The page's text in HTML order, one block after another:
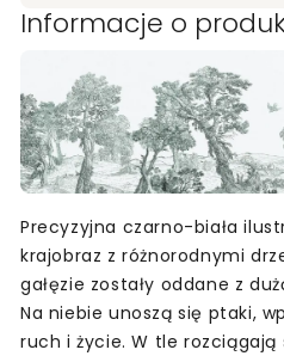
Informacje o
Precyzyjna czarno-biała
krajobraz z różnorodnymi
gałęzie zostały oddane z
Na niebie unoszą się ptaki,
ruch i życie. W tle rozciągają